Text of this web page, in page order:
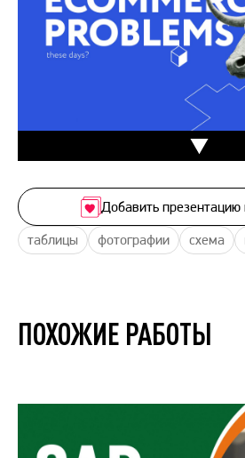
таблицы фотографии схема
Добавить презентацию
ПОХОЖИЕ РАБОТЫ